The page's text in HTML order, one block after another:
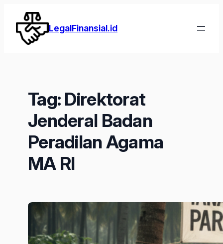
Lewati
konten
LegalFinansial.id
Tag: Direktorat
Jenderal Badan
Peradilan Agama
MA RI